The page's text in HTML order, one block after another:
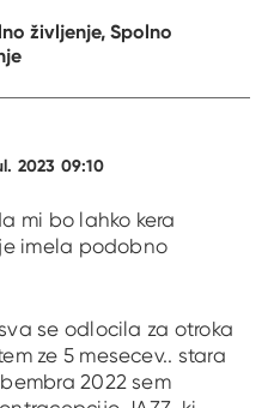
življenje,Spolno
2023 09:10
mi bo lahko kera
imela podobno
se odlocila za otroka
ze 5 mesecev.. stara
2022 sem